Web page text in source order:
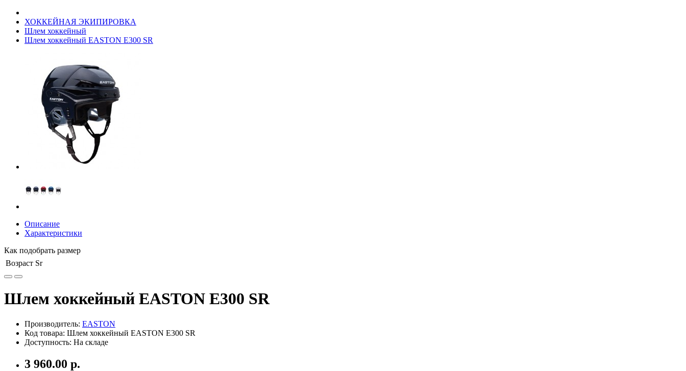
ХОККЕЙНАЯ ЭКИПИРОВКА
Шлем хоккейный
Шлем хоккейный EASTON E300 SR
Описание
Характеристики
Как подобрать размер
Возраст Sr
Шлем хоккейный EASTON E300 SR
Производитель: EASTON
Код товара: Шлем хоккейный EASTON E300 SR
Доступность: На складе
3 960.00 р.